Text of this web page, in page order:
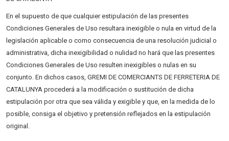
En el supuesto de que cualquier estipulación de las presentes
Condiciones Generales de Uso resultara inexigible o nula en virtud de la
legislación aplicable o como consecuencia de una resolución judicial o
administrativa, dicha inexigibilidad o nulidad no hará que las presentes
Condiciones Generales de Uso resulten inexigibles o nulas en su
conjunto. En dichos casos, GREMI DE COMERCIANTS DE FERRETERIA DE
CATALUNYA procederá a la modificación o sustitución de dicha
estipulación por otra que sea válida y exigible y que, en la medida de lo
posible, consiga el objetivo y pretensión reflejados en la estipulación
original.